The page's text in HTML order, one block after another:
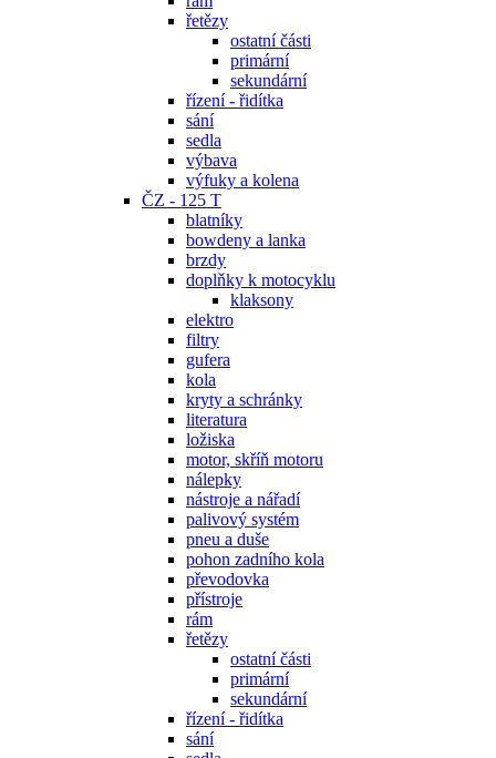
řetězy
ostatní části
primární
sekundární
řízení - řidítka
sání
sedla
výbava
výfuky a kolena
ČZ - 125 T
blatníky
bowdeny a lanka
brzdy
doplňky k motocyklu
klaksony
elektro
filtry
gufera
kola
kryty a schránky
literatura
ložiska
motor, skříň motoru
nálepky
nástroje a nářadí
palivový systém
pneu a duše
pohon zadního kola
převodovka
přístroje
rám
řetězy
ostatní části
primární
sekundární
řízení - řidítka
sání